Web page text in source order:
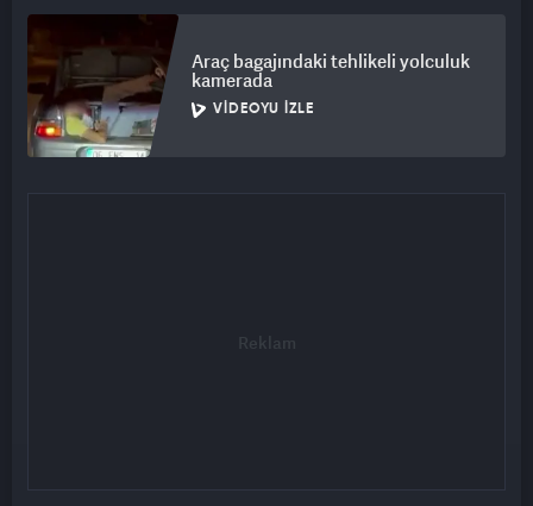
Araç bagajındaki tehlikeli yolculuk
kamerada
VIDEOYU İZLE